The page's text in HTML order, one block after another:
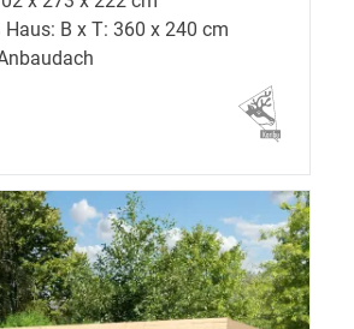
B x T: 360 x 240 cm